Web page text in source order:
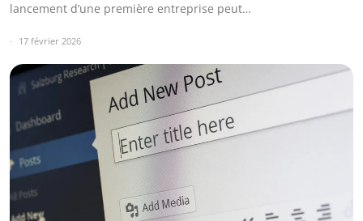
lancement d’une première entreprise peut…
17 février 2026